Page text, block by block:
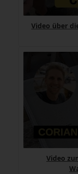
Video über
Video